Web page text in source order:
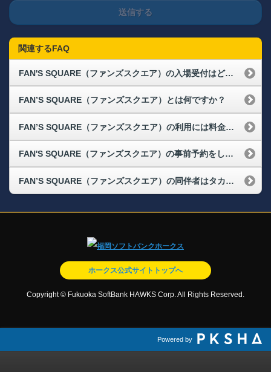
送信する
関連するFAQ
FAN'S SQUARE（ファンズスクエア）の入場受付はどこでできますか？
FAN’S SQUARE（ファンズスクエア）とは何ですか？
FAN’S SQUARE（ファンズスクエア）の利用には料金はかかりますか？
FAN'S SQUARE（ファンズスクエア）の事前予約をしていて、試合開始前まで到着できません。入場はできなくなりますか？
FAN’S SQUARE（ファンズスクエア）の同伴者はタカポイント会員でなくても大丈夫でしょうか？
ホークス公式サイトトップへ
Copyright © Fukuoka SoftBank HAWKS Corp. All Rights Reserved.
Powered by